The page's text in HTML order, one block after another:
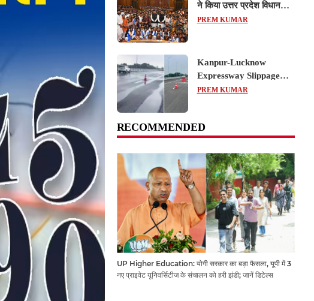
ने किया उत्तर प्रदेश विधानसभा
का शैक्षिक भ्रमण, लोकतांत्रिक
PREM KUMAR
Kanpur-Lucknow
Expressway Slippage
Action: कानपुर-लखनऊ
और कंपनियों पर गिरी गाज,
PREM KUMAR
RECOMMENDED
UP Higher Education: योगी सरकार का बड़ा फैसला, यूपी में 3
नए प्राइवेट यूनिवर्सिटीज के संचालन को हरी झंडी; जानें डिटेल्स